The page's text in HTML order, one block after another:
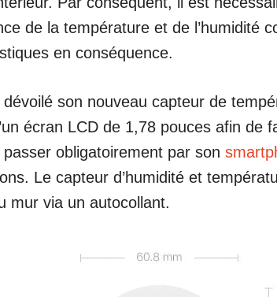
de la température et de l’humidité
en conséquence.
dévoilé son nouveau capteur de
écran LCD de 1,78 pouces afin de
obligatoirement par son
Le capteur d’humidité et
mur via un autocollant.